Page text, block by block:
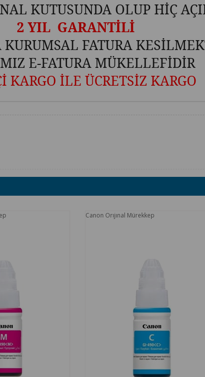
KUTUSUNDA OLUP HİÇ
2 YIL GARANTİLİ
FATURA
E-FATURA MÜKELLEFİDİR
KARGO İLE ÜCRETSİZ KARGO
Canon Orıjınal Mürekkep